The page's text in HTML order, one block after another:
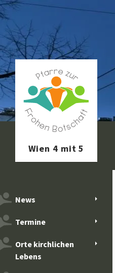
Zum
Inhalt
springen
News
Termine
Orte kirchlichen
Lebens